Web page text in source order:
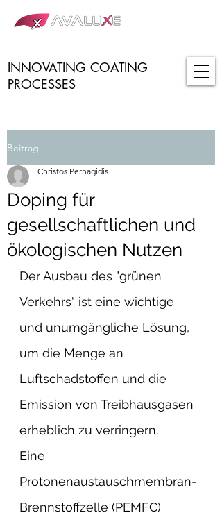
INNOVATING COATING
PROCESSES
Beitrag
Doping für
gesellschaftlichen und
ökologischen Nutzen
Christos Pernagidis
Der Ausbau des "grünen
Verkehrs" ist eine wichtige
und unumgängliche Lösung,
um die Menge an
Luftschadstoffen und die
Emission von Treibhausgasen
erheblich zu verringern.
Eine
Protonenaustauschmembran-
Brennstoffzelle (PEMFC)